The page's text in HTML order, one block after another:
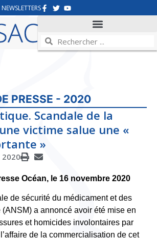
NEWSLETTERS
PRESSE - 2020
Scandale de la
victime salue une «
»
2020
Océan, le 16 novembre 2020
de sécurité du médicament et des
(ANSM) a annoncé avoir été mise en
et homicides involontaires par
de la commercialisation de cet